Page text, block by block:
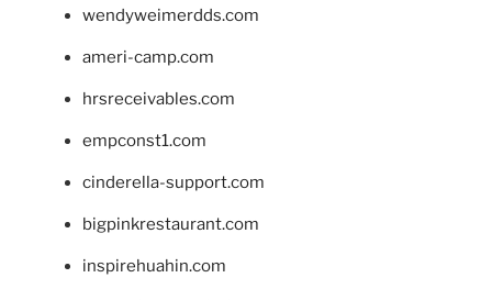
wendyweimerdds.com
ameri-camp.com
hrsreceivables.com
empconst1.com
cinderella-support.com
bigpinkrestaurant.com
inspirehuahin.com